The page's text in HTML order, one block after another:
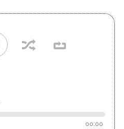
00:00